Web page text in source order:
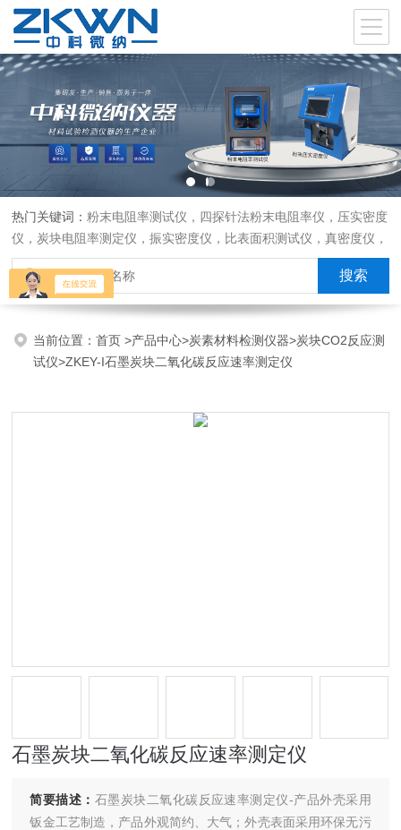
热门关键词：粉末电阻率测试仪，四探针法粉末电阻率仪，压实密度
仪，炭块电阻率测定仪，振实密度仪，比表面积测试仪，真密度仪，
炭块热膨胀仪，炭块透气率仪，炭块二氧化碳反应测定仪
当前位置：首页>产品中心>炭素材料检测仪器>炭块CO2反应测
试仪>ZKEY-I石墨炭块二氧化碳反应速率测定仪
石墨炭块二氧化碳反应速率测定仪
简要描述： 石墨炭块二氧化碳反应速率测定仪-产品外壳采用
钣金工艺制造，产品外观简约、大气；外壳表面采用环保无污